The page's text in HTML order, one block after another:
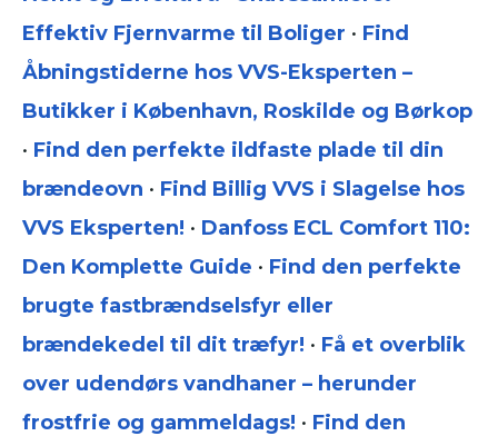
Effektiv Fjernvarme til Boliger • Find
Åbningstiderne hos VVS-Eksperten –
Butikker i København, Roskilde og Børkop
• Find den perfekte ildfaste plade til din
brændeovn • Find Billig VVS i Slagelse hos
VVS Eksperten! • Danfoss ECL Comfort 110:
Den Komplette Guide • Find den perfekte
brugte fastbrændselsfyr eller
brændekedel til dit træfyr! • Få et overblik
over udendørs vandhaner – herunder
frostfrie og gammeldags! • Find den